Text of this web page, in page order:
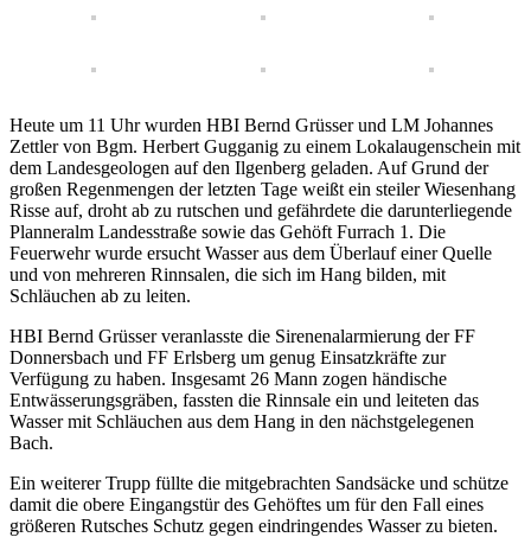
Heute um 11 Uhr wurden HBI Bernd Grüsser und LM Johannes
Zettler von Bgm. Herbert Gugganig zu einem Lokalaugenschein mit
dem Landesgeologen auf den Ilgenberg geladen. Auf Grund der
großen Regenmengen der letzten Tage weißt ein steiler Wiesenhang
Risse auf, droht ab zu rutschen und gefährdete die darunterliegende
Planneralm Landesstraße sowie das Gehöft Furrach 1. Die
Feuerwehr wurde ersucht Wasser aus dem Überlauf einer Quelle
und von mehreren Rinnsalen, die sich im Hang bilden, mit
Schläuchen ab zu leiten.
HBI Bernd Grüsser veranlasste die Sirenenalarmierung der FF
Donnersbach und FF Erlsberg um genug Einsatzkräfte zur
Verfügung zu haben. Insgesamt 26 Mann zogen händische
Entwässerungsgräben, fassten die Rinnsale ein und leiteten das
Wasser mit Schläuchen aus dem Hang in den nächstgelegenen
Bach.
Ein weiterer Trupp füllte die mitgebrachten Sandsäcke und schütze
damit die obere Eingangstür des Gehöftes um für den Fall eines
größeren Rutsches Schutz gegen eindringendes Wasser zu bieten.